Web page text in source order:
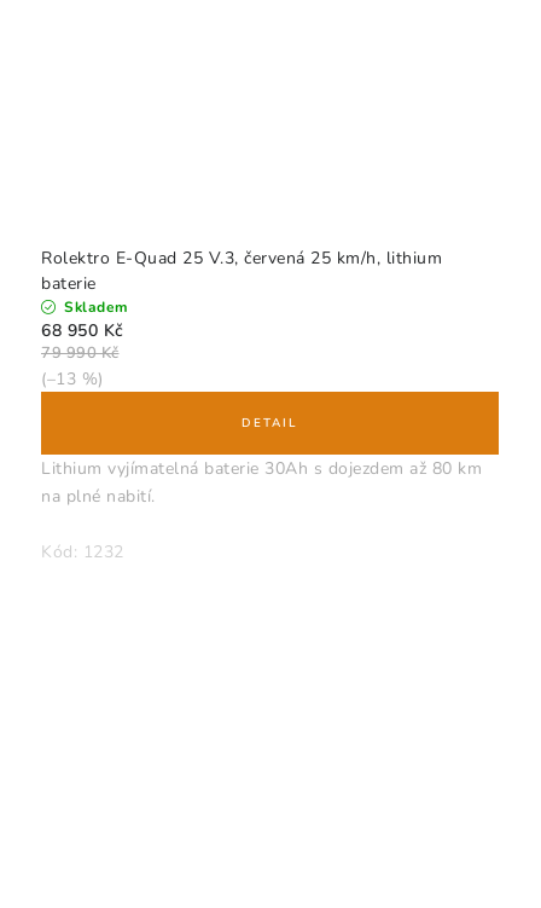
Rolektro E-Quad 25 V.3, červená 25 km/h, lithium
baterie
Skladem
68 950 Kč
79 990 Kč
(–13 %)
Lithium vyjímatelná baterie 30Ah s dojezdem až 80 km
na plné nabití.
Kód: 1232